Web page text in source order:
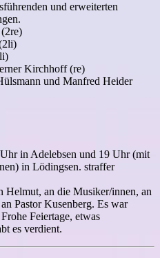
und erweiterten
Kirchhoff (re)
und Manfred Heider
in Adelebsen und 19 Uhr (mit
in Lödingsen. straffer
Helmut, an die Musiker/innen, an
Pastor Kusenberg. Es war
Feiertage, etwas
es verdient.